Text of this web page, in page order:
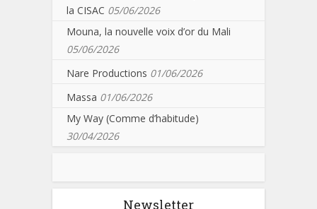
la CISAC 05/06/2026
Mouna, la nouvelle voix d’or du Mali
05/06/2026
Nare Productions 01/06/2026
Massa 01/06/2026
My Way (Comme d’habitude)
30/04/2026
Newsletter